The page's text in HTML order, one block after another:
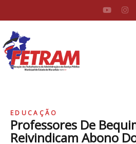
EDUCAÇÃO
Professores De
Reivindicam Abono